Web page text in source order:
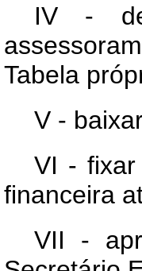
IV -
Tabela
V -
VI - fixar
financeira
VII -